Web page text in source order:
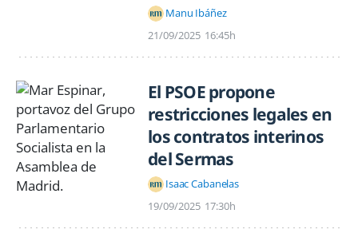
Manu Ibáñez
21/09/2025 16:45h
El PSOE propone
restricciones legales en
los contratos interinos
del Sermas
Isaac Cabanelas
19/09/2025 17:30h